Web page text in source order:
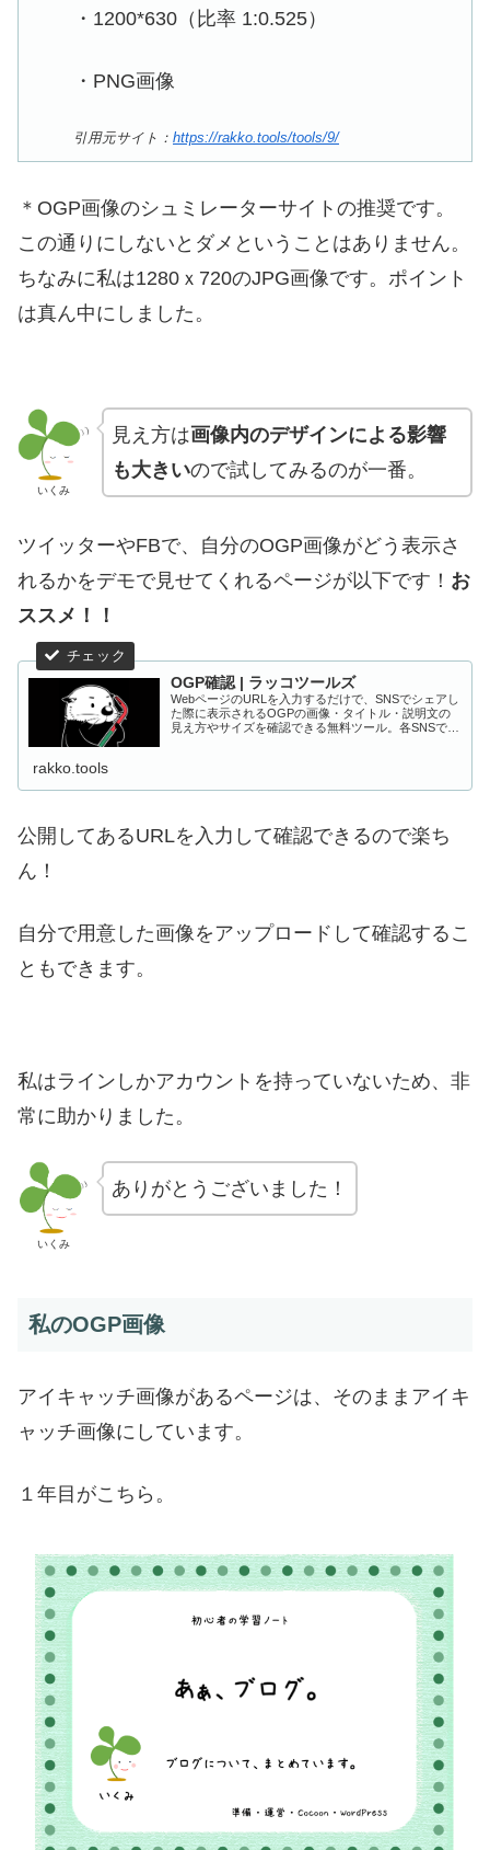
・1200*630（比率 1:0.525）
・PNG画像
引用元サイト： https://rakko.tools/tools/9/
＊OGP画像のシュミレーターサイトの推奨です。
この通りにしないとダメということはありません。
ちなみに私は1280ｘ720のJPG画像です。ポイント
は真ん中にしました。
いくみ
見え方は画像内のデザインによる影響
も大きいので試してみるのが一番。
ツイッターやFBで、自分のOGP画像がどう表示さ
れるかをデモで見せてくれるページが以下です！ お
ススメ！！
OGP確認 | ラッコツールズ
WebページのURLを入力するだけで、SNSでシェアし
た際に表示されるOGPの画像・タイトル・説明文の
見え方やサイズを確認できる無料ツール。各SNSでの
rakko.tools
公開してあるURLを入力して確認できるので楽ち
ん！
自分で用意した画像をアップロードして確認するこ
ともできます。
私はラインしかアカウントを持っていないため、非
常に助かりました。
いくみ
ありがとうございました！
私のOGP画像
アイキャッチ画像があるページは、そのままアイキ
ャッチ画像にしています。
１年目がこちら。